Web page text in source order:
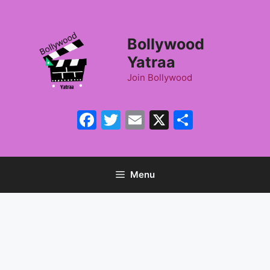
Bollywood
Yatraa
Join Bollywood
Facebook
Twitter
Email
X
Menu